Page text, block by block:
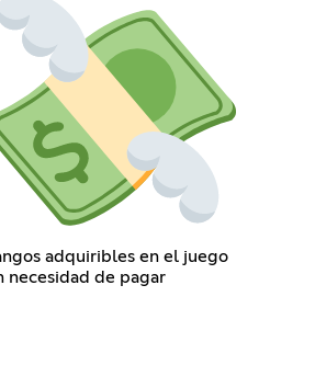
adquiribles en el juego
necesidad de pagar